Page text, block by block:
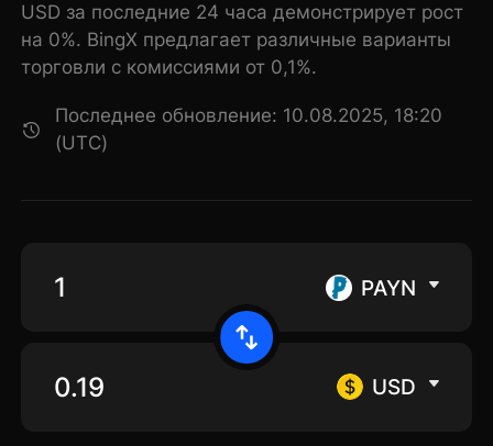
USD за последние 24 часа демонстрирует рост
на 0%. BingX предлагает различные варианты
торговли с комиссиями от 0,1%.
Последнее обновление: 10.08.2025, 18:20
(UTC)
PAYN
USD